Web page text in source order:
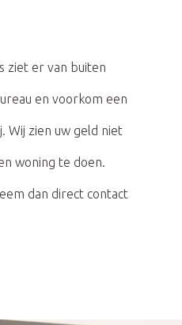
ziet er van buiten
en voorkom een
Wij zien uw geld niet
woning te doen.
dan direct contact